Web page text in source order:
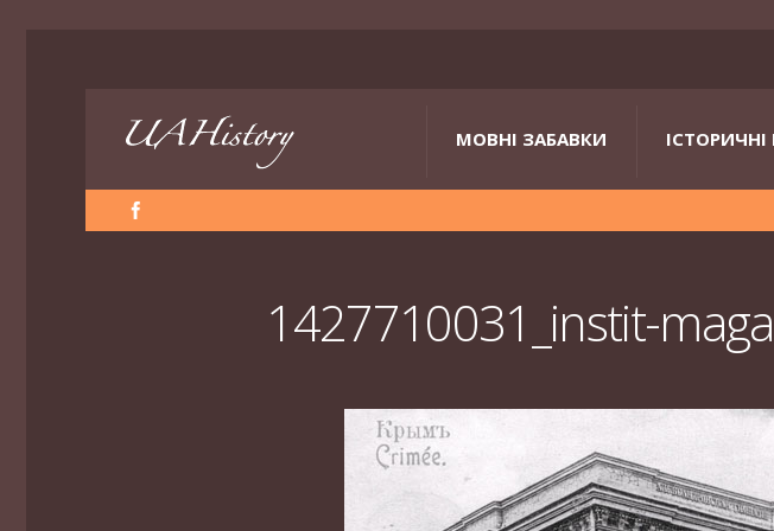
МОВНІ ЗАБАВКИ ІСТОРИЧНІ
1427710031_instit-